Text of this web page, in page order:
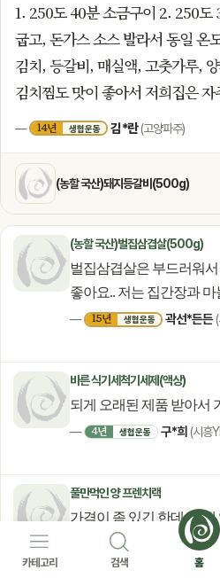
1. 250도 40분 소금구이 2. 250도
굽고, 돈가스 소스 발라서 동일 온
김치, 등갈비, 매실액, 고춧가루,
김치찜도 맛이 좋아서 저희집은
— 14년 생협운동 김*란(고양파주)
(농할 국산)돼지등갈비(500g)
(농할 국산)벌집삼겹살(500g)
벌집삼겹살은 부드러워서 나
좋아요.. 저는 집간장과
양파도 갈아서 재워두었다가
— 15년 생협운동 곽선*든든
바른 식기세척기세제(액상)
되게 오래된 제품 받아서
— 4년 생협운동 구*희 (시흥
풀만먹인 양 프렌치랙
가격이 좀 있긴 한데, 냄
20년+ 장*정(고
카테고리 검색 홈